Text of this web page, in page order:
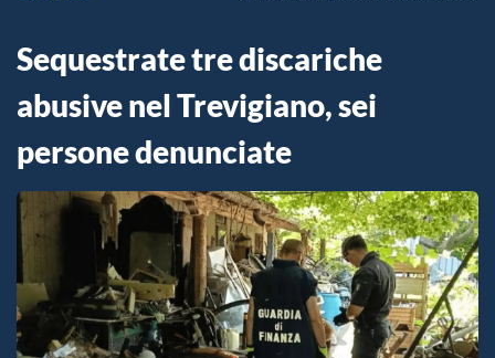
Sequestrate tre discariche
abusive nel Trevigiano, sei
persone denunciate